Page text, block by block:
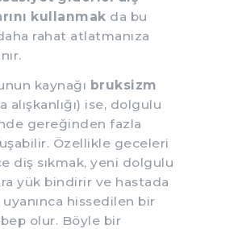
kullanmak da bu
rahat atlatmanıza
kaynağı bruksizm
alışkanlığı) ise, dolgulu
gereğinden fazla
Özellikle geceleri
diş sıkmak, yeni dolgulu
yük bindirir ve hastada
uyanınca hissedilen bir
olur. Böyle bir